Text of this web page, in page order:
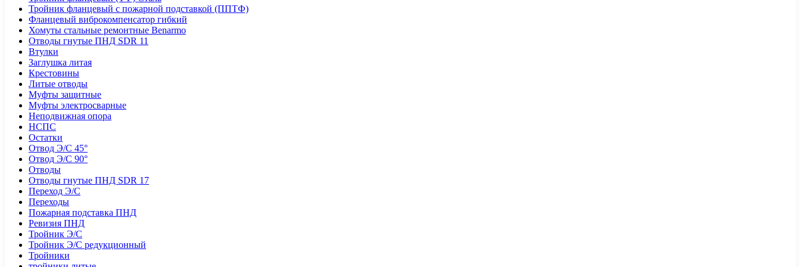
Тройник фланцевый с пожарной подставкой (ППТФ)
Фланцевый виброкомпенсатор гибкий
Хомуты стальные ремонтные Benarmo
Отводы гнутые ПНД SDR 11
Втулки
Заглушка литая
Крестовины
Литые отводы
Муфты защитные
Муфты электросварные
Неподвижная опора
НСПС
Остатки
Отвод Э/С 45°
Отвод Э/С 90°
Отводы
Отводы гнутые ПНД SDR 17
Переход Э/С
Переходы
Пожарная подставка ПНД
Ревизия ПНД
Тройник Э/С
Тройник Э/С редукционный
Тройники